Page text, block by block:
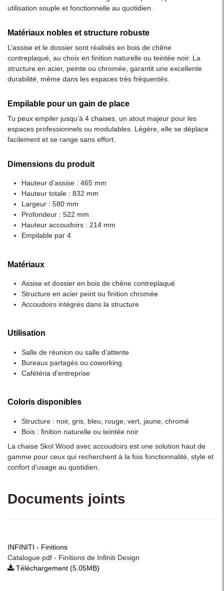
utilisation souple et fonctionnelle au quotidien.
Matériaux nobles et structure robuste
L’assise et le dossier sont réalisés en bois de chêne
contreplaqué, au choix en finition naturelle ou teintée noir. La
structure en acier, peinte ou chromée, garantit une excellente
durabilité, même dans les espaces très fréquentés.
Empilable pour un gain de place
Tu peux empiler jusqu’à 4 chaises, un atout majeur pour les
espaces professionnels ou modulables. Légère, elle se déplace
facilement et se range sans effort.
Dimensions du produit
Hauteur d’assise : 465 mm
Hauteur totale : 832 mm
Largeur : 580 mm
Profondeur : 522 mm
Hauteur accoudoirs : 214 mm
Empilable par 4
Matériaux
Assise et dossier en bois de chêne contreplaqué
Structure en acier peint ou finition chromée
Accoudoirs intégrés dans la structure
Utilisation
Salle de réunion ou salle d’attente
Bureaux partagés ou coworking
Cafétéria d'entreprise
Coloris disponibles
Structure : noir, gris, bleu, rouge, vert, jaune, chromé
Bois : finition naturelle ou teintée noir
La chaise Skol Wood avec accoudoirs est une solution haut de
gamme pour ceux qui recherchent à la fois fonctionnalité, style et
confort d’usage au quotidien.
Documents joints
INFINITI - Finitions
Catalogue pdf - Finitions de Infiniti Design
Téléchargement (5.05MB)